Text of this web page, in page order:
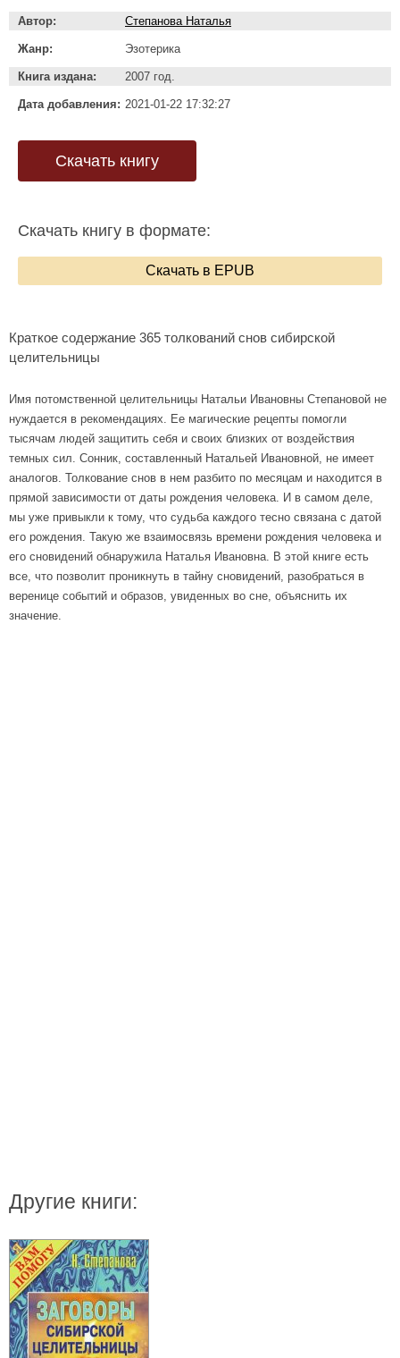
Автор: Степанова Наталья
Жанр: Эзотерика
Книга издана: 2007 год.
Дата добавления: 2021-01-22 17:32:27
Скачать книгу
Скачать книгу в формате:
Скачать в EPUB
Краткое содержание 365 толкований снов сибирской
целительницы
Имя потомственной целительницы Натальи Ивановны Степановой не
нуждается в рекомендациях. Ее магические рецепты помогли
тысячам людей защитить себя и своих близких от воздействия
темных сил. Сонник, составленный Натальей Ивановной, не имеет
аналогов. Толкование снов в нем разбито по месяцам и находится в
прямой зависимости от даты рождения человека. И в самом деле,
мы уже привыкли к тому, что судьба каждого тесно связана с датой
его рождения. Такую же взаимосвязь времени рождения человека и
его сновидений обнаружила Наталья Ивановна. В этой книге есть
все, что позволит проникнуть в тайну сновидений, разобраться в
веренице событий и образов, увиденных во сне, объяснить их
значение.
Другие книги: